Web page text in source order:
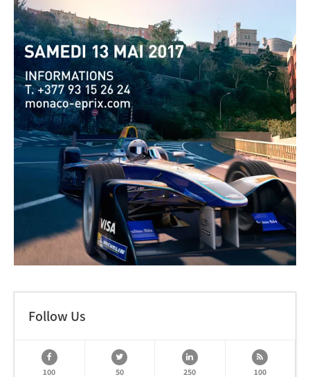
Follow Us
100 50 250 100